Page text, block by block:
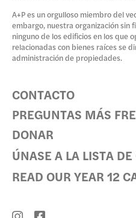
A+P es un orgulloso miembro del
embargo, nuestra organización sin
ninguno de los edificios en los que
relacionadas con bienes raíces se
administración de propiedades.
CONTACTO
PREGUNTAS MÁS
DONAR
ÚNASE A LA LISTA DE
READ OUR YEAR 12